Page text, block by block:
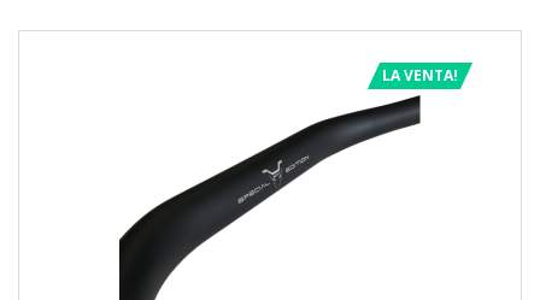
LA VENTA!